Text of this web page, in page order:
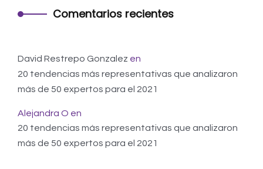
Comentarios recientes
David Restrepo Gonzalez en
20 tendencias más representativas que analizaron
más de 50 expertos para el 2021
Alejandra O en
20 tendencias más representativas que analizaron
más de 50 expertos para el 2021